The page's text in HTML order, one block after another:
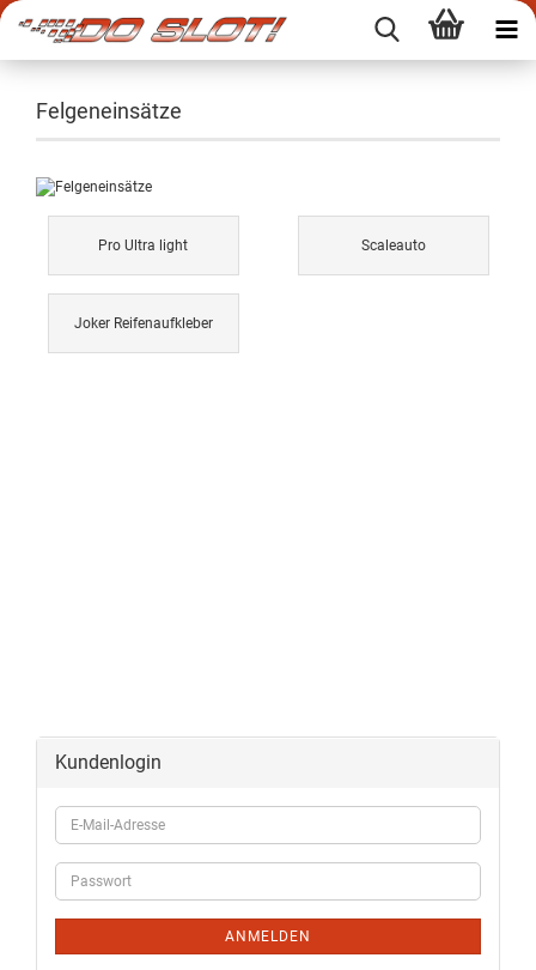
Felgeneinsätze
Pro Ultra light Scaleauto
Joker Reifenaufkleber
Kundenlogin
ANMELDEN